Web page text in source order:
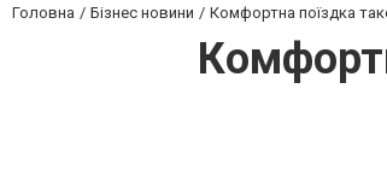
Головна Бізнес новини Комфортна поїздка